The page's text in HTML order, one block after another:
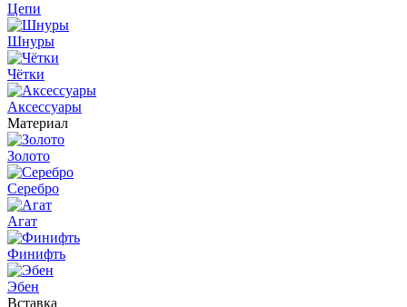
Цепи
Шнуры
Чётки
Аксессуары
Материал
Золото
Серебро
Агат
Финифть
Эбен
Вставка